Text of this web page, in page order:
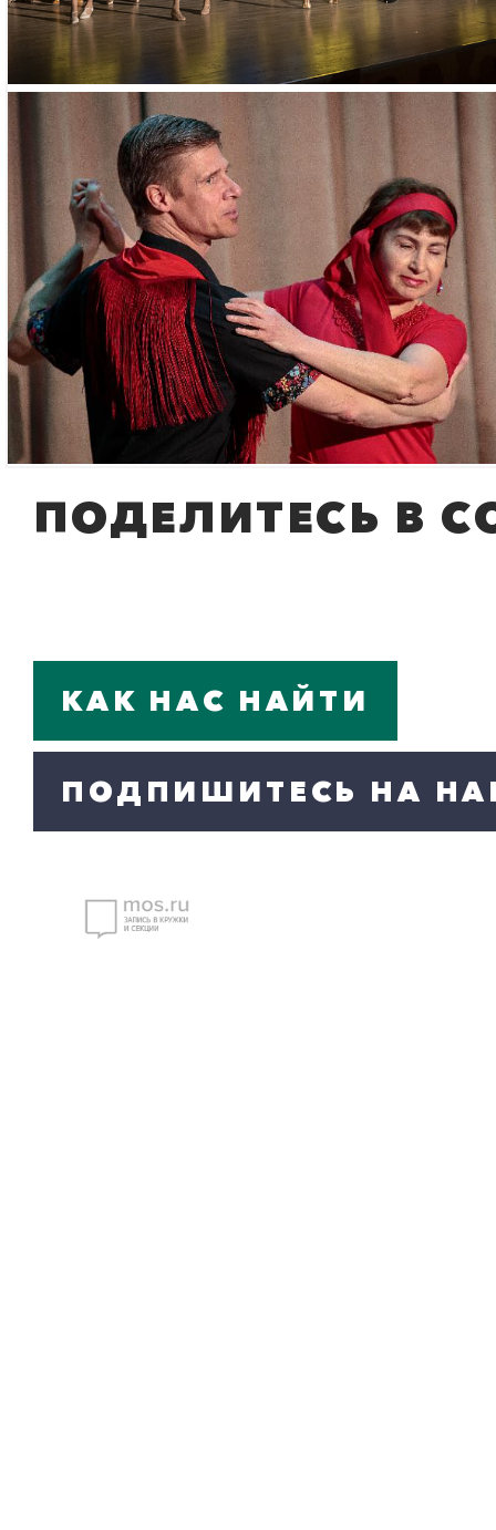
ПОДЕЛИТЕСЬ В
КАК НАС НАЙТИ
ПОДПИШИТЕСЬ НА